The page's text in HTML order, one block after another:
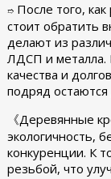
➱После того,
стоит обратить
делают из
ЛДСП и металла.
качества и
подряд
《Деревянные
экологичность,
конкуренции. К
резьбой, что